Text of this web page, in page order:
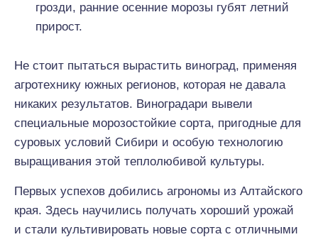
грозди, ранние осенние морозы губят летний
прирост.
Не стоит пытаться вырастить виноград, применяя
агротехнику южных регионов, которая не давала
никаких результатов. Виноградари вывели
специальные морозостойкие сорта, пригодные для
суровых условий Сибири и особую технологию
выращивания этой теплолюбивой культуры.
Первых успехов добились агрономы из Алтайского
края. Здесь научились получать хороший урожай
и стали культивировать новые сорта с отличными